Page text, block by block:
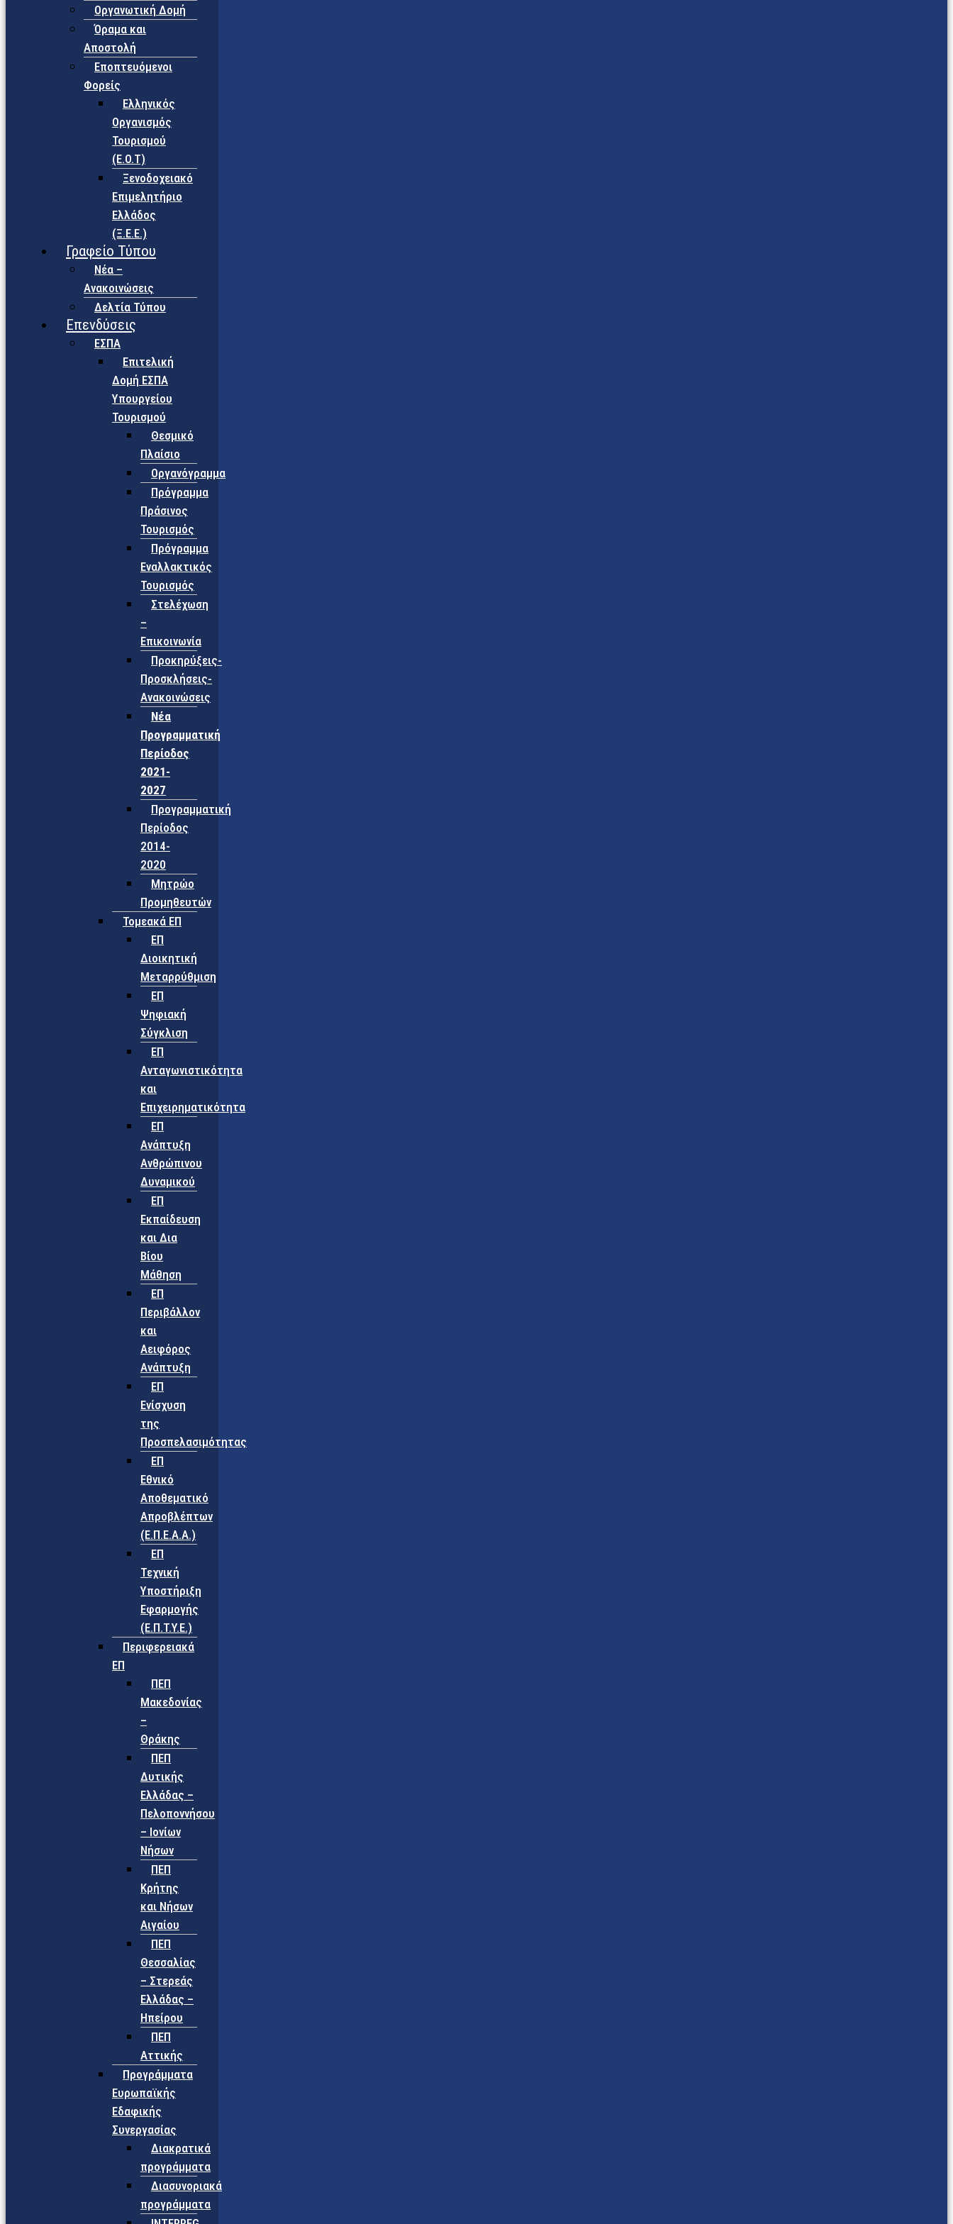
Οργανωτική Δομή
Όραμα και
Αποστολή
Εποπτευόμενοι
Φορείς
Eλληνικός
Οργανισμός
Τουρισμού
(Ε.Ο.Τ)
Ξενοδοχειακό
Επιμελητήριο
Ελλάδος
(Ξ.Ε.Ε.)
Γραφείο Τύπου
Νέα –
Ανακοινώσεις
Δελτία Τύπου
Επενδύσεις
ΕΣΠΑ
Επιτελική
Δομή ΕΣΠΑ
Υπουργείου
Τουρισμού
Θεσμικό
Πλαίσιο
Οργανόγραμμα
Πρόγραμμα
Πράσινος
Τουρισμός
Πρόγραμμα
Εναλλακτικός
Τουρισμός
Στελέχωση
–
Επικοινωνία
Προκηρύξεις-
Προσκλήσεις-
Ανακοινώσεις
Νέα
Προγραμματική
Περίοδος
2021-
2027
Προγραμματική
Περίοδος
2014-
2020
Μητρώο
Προμηθευτών
Τομεακά ΕΠ
ΕΠ
Διοικητική
Μεταρρύθμιση
ΕΠ
Ψηφιακή
Σύγκλιση
ΕΠ
Ανταγωνιστικότητα
και
Επιχειρηματικότητα
ΕΠ
Ανάπτυξη
Ανθρώπινου
Δυναμικού
ΕΠ
Εκπαίδευση
και Δια
Βίου
Μάθηση
ΕΠ
Περιβάλλον
και
Αειφόρος
Ανάπτυξη
ΕΠ
Ενίσχυση
της
Προσπελασιμότητας
ΕΠ
Εθνικό
Αποθεματικό
Απροβλέπτων
(Ε.Π.Ε.Α.Α.)
ΕΠ
Τεχνική
Υποστήριξη
Εφαρμογής
(Ε.Π.Τ.Υ.Ε.)
Περιφερειακά
ΕΠ
ΠΕΠ
Μακεδονίας
–
Θράκης
ΠΕΠ
Δυτικής
Ελλάδας –
Πελοποννήσου
– Ιονίων
Νήσων
ΠΕΠ
Κρήτης
και Νήσων
Αιγαίου
ΠΕΠ
Θεσσαλίας
– Στερεάς
Ελλάδας –
Ηπείρου
ΠΕΠ
Αττικής
Προγράμματα
Ευρωπαϊκής
Εδαφικής
Συνεργασίας
Διακρατικά
προγράμματα
Διασυνοριακά
προγράμματα